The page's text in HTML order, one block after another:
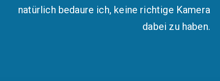
natürlich bedaure ich, keine richtige Kamera
dabei zu haben.